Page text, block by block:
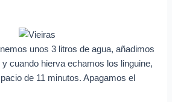
unos 3 litros de agua, añadimos
cuando hierva echamos los linguine,
de 11 minutos. Apagamos el